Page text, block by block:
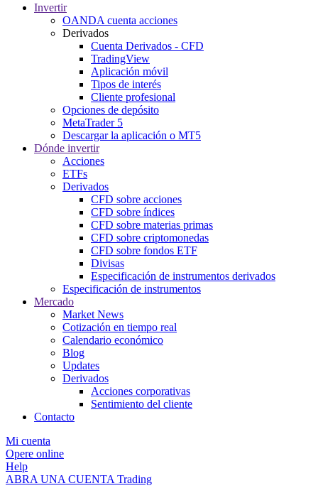
Invertir
OANDA cuenta acciones
Derivados
Cuenta Derivados - CFD
TradingView
Aplicación móvil
Tipos de interés
Cliente profesional
Opciones de depósito
MetaTrader 5
Descargar la aplicación o MT5
Dónde invertir
Acciones
ETFs
Derivados
CFD sobre acciones
CFD sobre índices
CFD sobre materias primas
CFD sobre criptomonedas
CFD sobre fondos ETF
Divisas
Especificación de instrumentos derivados
Especificación de instrumentos
Mercado
Market News
Cotización en tiempo real
Calendario económico
Blog
Updates
Derivados
Acciones corporativas
Sentimiento del cliente
Contacto
Mi cuenta
Opere online
Help
ABRA UNA CUENTA Trading